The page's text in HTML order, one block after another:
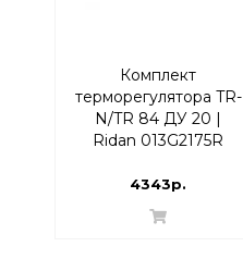
Комплект
терморегулятора TR-
N/TR 84 ДУ 20 |
Ridan 013G2175R
4343р.